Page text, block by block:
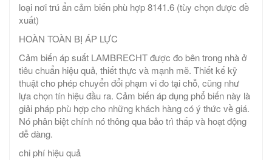
loại nơi trú ẩn cảm biến phù hợp 8141.6 (tùy chọn được đề
xuất)
HOÀN TOÀN BỊ ÁP LỰC
Cảm biến áp suất LAMBRECHT được đo bên trong nhà ở
tiêu chuẩn hiệu quả, thiết thực và mạnh mẽ. Thiết kế kỹ
thuật cho phép chuyển đổi phạm vi đo tại chỗ, cũng như
lựa chọn tín hiệu đầu ra. Cảm biến áp dụng phổ biến này là
giải pháp phù hợp cho những khách hàng có ý thức về giá.
Nó phân biệt chính nó thông qua bảo trì thấp và hoạt động
dễ dàng.
chi phí hiệu quả